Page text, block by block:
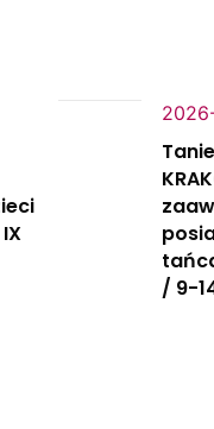
/ 9-